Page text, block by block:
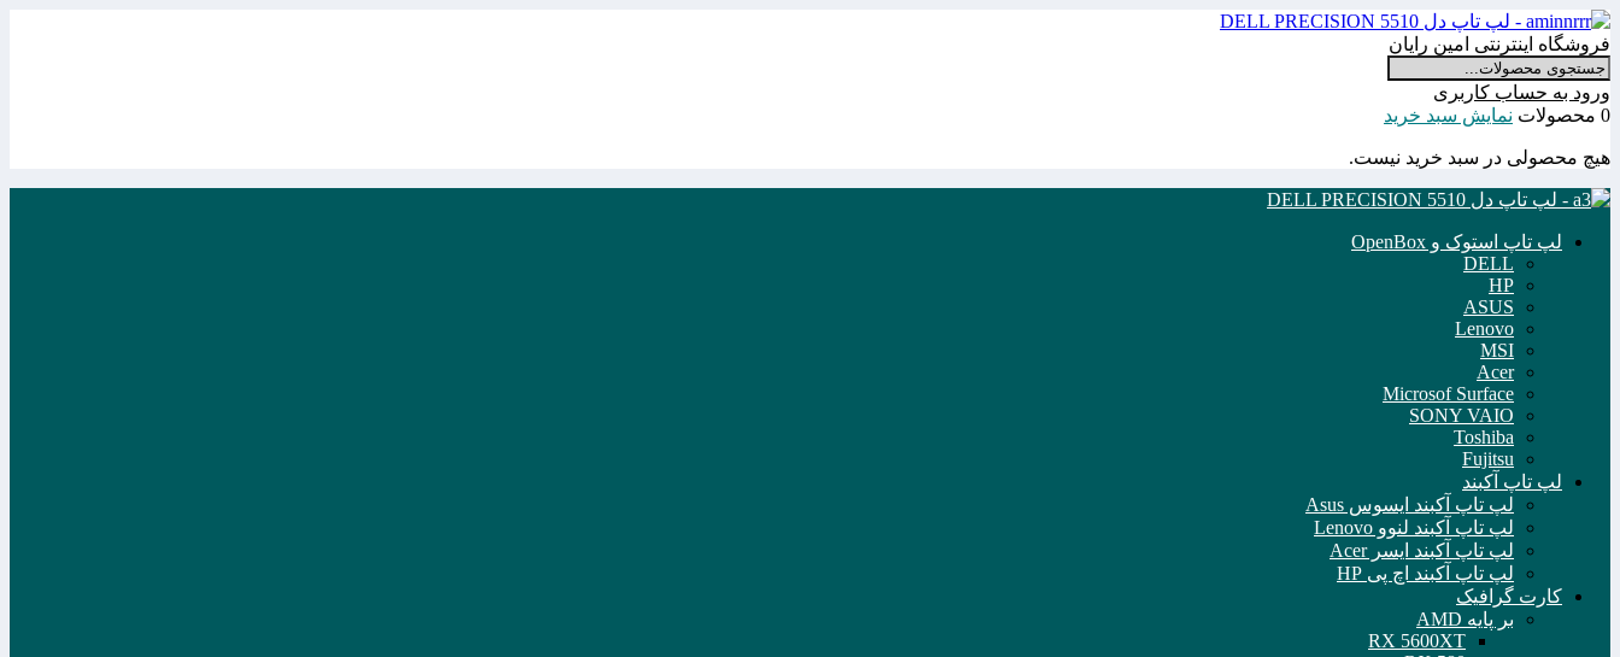
فروشگاه اینترنتی امین رایان
ورود به حساب کاربری
0 محصولات
نمایش سبد خرید
هیچ محصولی در سبد خرید نیست.
لپ تاپ استوک و OpenBox
DELL
HP
ASUS
Lenovo
MSI
Acer
Microsof Surface
SONY VAIO
Toshiba
Fujitsu
لپ تاپ آکبند
لپ تاپ آکبند ایسوس Asus
لپ تاپ آکبند لنوو Lenovo
لپ تاپ آکبند ایسر Acer
لپ تاپ آکبند اچ پی HP
کارت گرافیک
بر پایه AMD
RX 5600XT